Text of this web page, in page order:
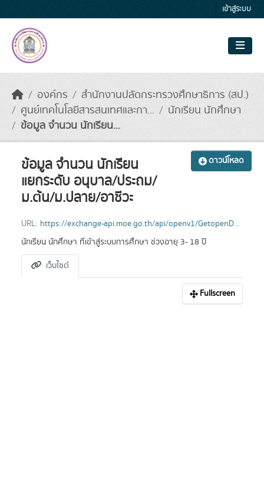
เข้าสู่ระบบ
องค์กร
สำนักงานปลัดกระทรวงศึกษาธิการ (สป.)
ศูนย์เทคโนโลยีสารสนเทศและกา...
นักเรียน นักศึกษา
ข้อมูล จำนวน นักเรียน...
ดาวน์โหลด
ข้อมูล จำนวน นักเรียน
แยกระดับ อนุบาล/ประถม/
ม.ต้น/ม.ปลาย/อาชีวะ
URL: https://exchange-api.moe.go.th/api/openv1/GetopenData58/2568/2
นักเรียน นักศึกษา ที่เข้าสู่ระบบการศึกษา ช่วงอายุ 3- 18 ปี
เว็บไซต์
Fullscreen